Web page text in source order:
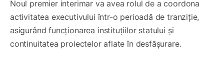
Noul premier interimar va avea rolul de a coordona
activitatea executivului într-o perioadă de tranziție,
asigurând funcționarea instituțiilor statului și
continuitatea proiectelor aflate în desfășurare.